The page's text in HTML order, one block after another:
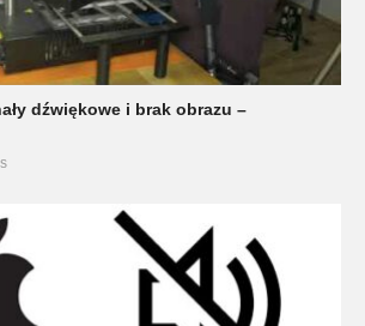
dźwiękowe i brak obrazu –